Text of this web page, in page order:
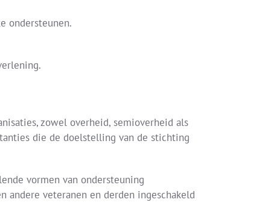
ondersteunen.
zowel overheid, semioverheid als
die de doelstelling van de stichting
vormen van ondersteuning
andere veteranen en derden ingeschakeld